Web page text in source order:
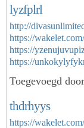
lyzfplrl
http://
https://
https://
https://
Toegevoegd door
thdrhyys
https://